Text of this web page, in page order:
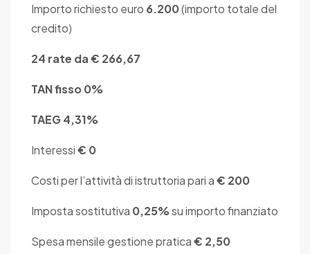
Importo richiesto euro 6.200(importo totale del
credito)
24 rate da € 266,67
TAN fisso 0%
TAEG 4,31%
Interessi€ 0
Costi per l’attività di istruttoria pari a€ 200
Imposta sostitutiva 0,25%su importo finanziato
Spesa mensile gestione pratica€ 2,50